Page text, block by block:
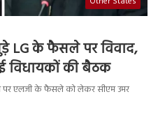
LG के फैसले पर विवाद,
विधायकों की बैठक
पर एलजी के फैसले को लेकर सीएम उमर